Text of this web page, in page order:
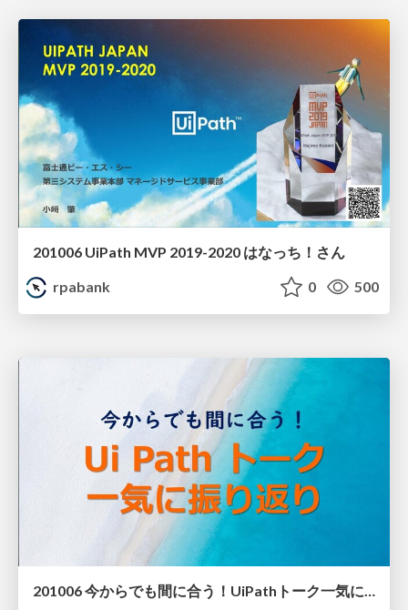
201006 UiPath MVP 2019-2020 はなっち！さん
rpabank
0 500
201006 今からでも間に合う！UiPathトーク一気に振り返り たまいさん